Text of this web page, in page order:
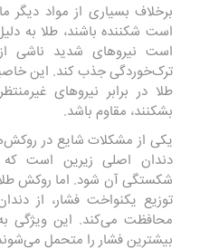
برخلاف بسیاری از مواد
است شکننده باشند، طلا به
است نیروهای شدید ناشی
ترک‌خوردگی جذب کند. این
طلا در برابر نیروهای
بشکنند، مقاوم باشد.
یکی از مشکلات شایع در
دندان اصلی زیرین است که
شکستگی آن شود. اما روکش
توزیع یکنواخت فشار، از
محافظت می‌کند. این ویژگی
بیشترین فشار را متحمل